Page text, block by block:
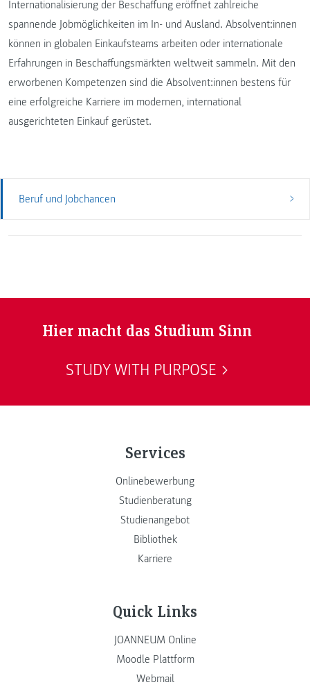
Beruf und Jobchancen
Internationalisierung der Beschaffung eröffnet zahlreiche
spannende Jobmöglichkeiten im In- und Ausland. Absolvent:innen
können in globalen Einkaufsteams arbeiten oder internationale
Erfahrungen in Beschaffungsmärkten weltweit sammeln. Mit den
erworbenen Kompetenzen sind die Absolvent:innen bestens für
eine erfolgreiche Karriere im modernen, international
ausgerichteten Einkauf gerüstet.
Hier macht das Studium Sinn
STUDY WITH PURPOSE
Services
Onlinebewerbung
Studienberatung
Studienangebot
Bibliothek
Karriere
Quick Links
JOANNEUM Online
Moodle Plattform
Webmail